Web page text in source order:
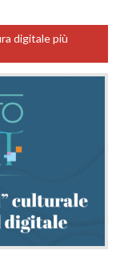
digitale più